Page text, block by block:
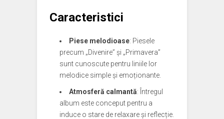
Caracteristici
Piese melodioase: Piesele
precum „Divenire” și „Primavera”
sunt cunoscute pentru liniile lor
melodice simple și emoționante.
Atmosferă calmantă: Întregul
album este conceput pentru a
induce o stare de relaxare și reflecție.